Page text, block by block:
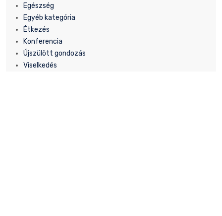
Egészség
Egyéb kategória
Étkezés
Konferencia
Újszülött gondozás
Viselkedés